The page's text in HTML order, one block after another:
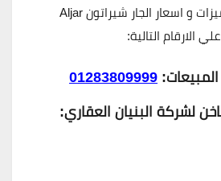
للحجز والاستعلام عن مميزات و اسعار الجار شيراتون Aljar
01283809999
لشركة البنيان العقاري: